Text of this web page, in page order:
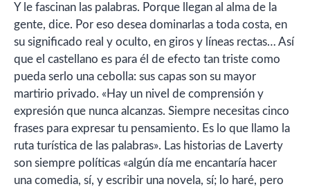
Y le fascinan las palabras. Porque llegan al alma de la
gente, dice. Por eso desea dominarlas a toda costa, en
su significado real y oculto, en giros y líneas rectas… Así
que el castellano es para él de efecto tan triste como
pueda serlo una cebolla: sus capas son su mayor
martirio privado. «Hay un nivel de comprensión y
expresión que nunca alcanzas. Siempre necesitas cinco
frases para expresar tu pensamiento. Es lo que llamo la
ruta turística de las palabras». Las historias de Laverty
son siempre políticas «algún día me encantaría hacer
una comedia, sí, y escribir una novela, sí; lo haré, pero